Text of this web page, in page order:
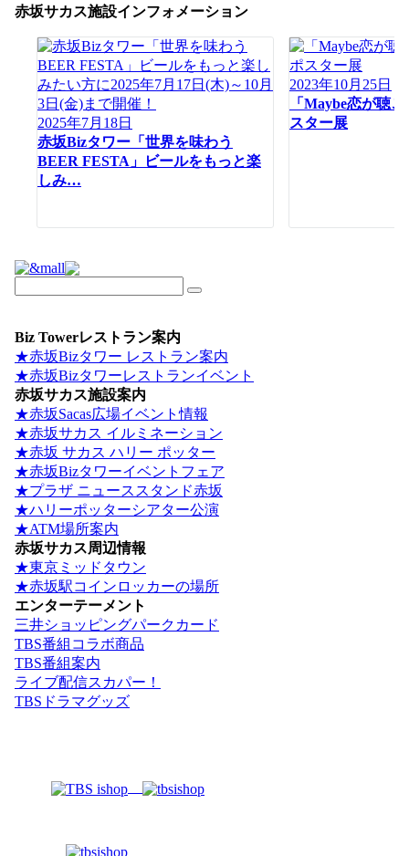
ー
赤坂サカス施設インフォメーション
2025年7月18日
赤坂Bizタワー「世界を味わう
BEER FESTA」ビールをもっと楽
しみ…
2023年10月25日
「Maybe恋が聴
スター展
Biz Towerレストラン案内
★赤坂Bizタワー レストラン案内
★赤坂Bizタワーレストランイベント
赤坂サカス施設案内
★赤坂Sacas広場イベント情報
★赤坂サカス イルミネーション
★赤坂 サカス ハリー ポッター
★赤坂Bizタワーイベントフェア
★プラザ ニューススタンド赤坂
★ハリーポッターシアター公演
★ATM場所案内
赤坂サカス周辺情報
★東京ミッドタウン
★赤坂駅コインロッカーの場所
エンターテーメント
三井ショッピングパークカード
TBS番組コラボ商品
TBS番組案内
ライブ配信スカパー！
TBSドラマグッズ